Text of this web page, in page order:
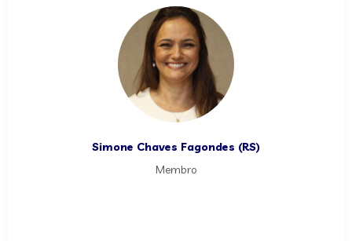
Simone Chaves Fagondes (RS)
Membro